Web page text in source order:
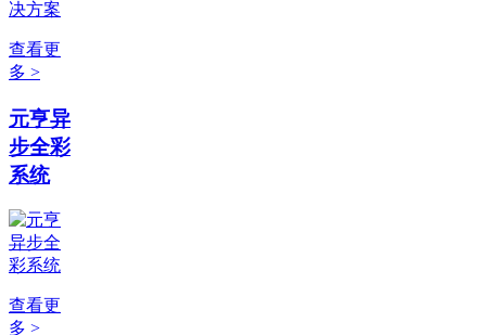
查看更
多 >
元亨异
步全彩
系统
查看更
多 >